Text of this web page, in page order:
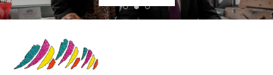
1 2 3